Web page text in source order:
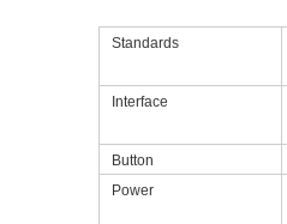
Standards
Interface
Button
Power